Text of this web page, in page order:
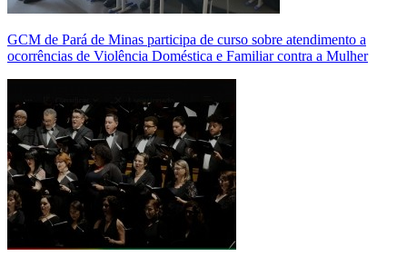
GCM de Pará de Minas participa de curso sobre atendimento a
ocorrências de Violência Doméstica e Familiar contra a Mulher